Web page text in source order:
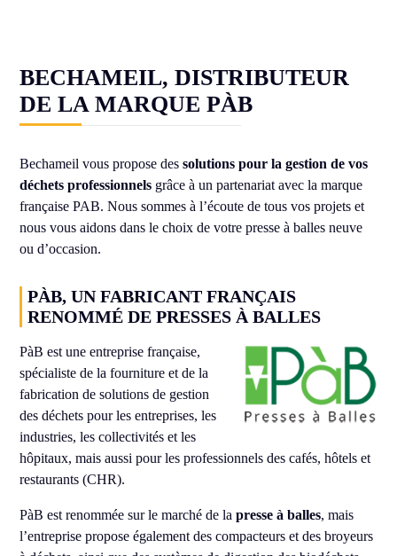
BECHAMEIL, DISTRIBUTEUR
DE LA MARQUE PÀB
Bechameil vous propose dessolutions pour la gestion de vos
déchets professionnels grâce à un partenariat avec la marque
française PAB. Nous sommes à l’écoute de tous vos projets et
nous vous aidons dans le choix de votre presse à balles neuve
ou d’occasion.
PÀB, UN FABRICANT FRANÇAIS
RENOMMÉ DE PRESSES À BALLES
PàB est une entreprise française,
spécialiste de la fourniture et de la
fabrication de solutions de gestion
des déchets pour les entreprises, les
industries, les collectivités et les
hôpitaux, mais aussi pour les professionnels des cafés, hôtels et
restaurants (CHR).
PàB est renommée sur le marché de lapresse à balles, mais
l’entreprise propose également des compacteurs et des broyeurs